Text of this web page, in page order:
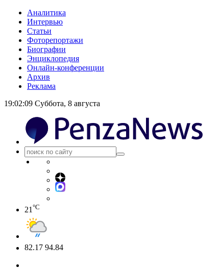
Аналитика
Интервью
Статьи
Фоторепортажи
Биографии
Энциклопедия
Онлайн-конференции
Архив
Реклама
19:02:10 Суббота, 8 августа
21 °C
82.17 94.84